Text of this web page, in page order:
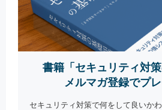
書籍「セキュリティ対策
メルマガ登録でプレ
セキュリティ対策で何をして良いか